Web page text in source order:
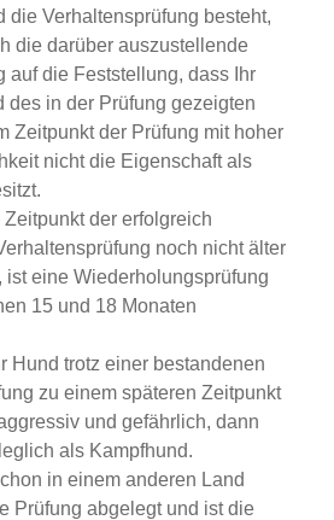
die Verhaltensprüfung besteht,
die darüber auszustellende
auf die Feststellung, dass Ihr
des in der Prüfung gezeigten
Zeitpunkt der Prüfung mit hoher
nicht die Eigenschaft als
Zeitpunkt der erfolgreich
noch nicht älter
ist eine Wiederholungsprüfung
15 und 18 Monaten
Hund trotz einer bestandenen
zu einem späteren Zeitpunkt
und gefährlich, dann
als Kampfhund.
in einem anderen Land
Prüfung abgelegt und ist die